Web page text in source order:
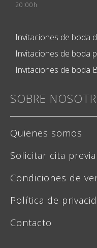
20:00h
Invitaciones de boda
Invitaciones de boda
Invitaciones de boda
SOBRE
Quienes somos
Solicitar cita previa
Condiciones de
Política de
Contacto